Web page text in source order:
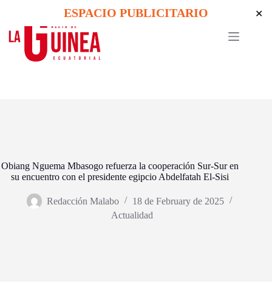
content
ESPACIO PUBLICITARIO ✕
Obiang Nguema Mbasogo refuerza la cooperación Sur-Sur en
su encuentro con el presidente egipcio Abdelfatah El-Sisi
Redacción Malabo
18 de February de 2025
Actualidad